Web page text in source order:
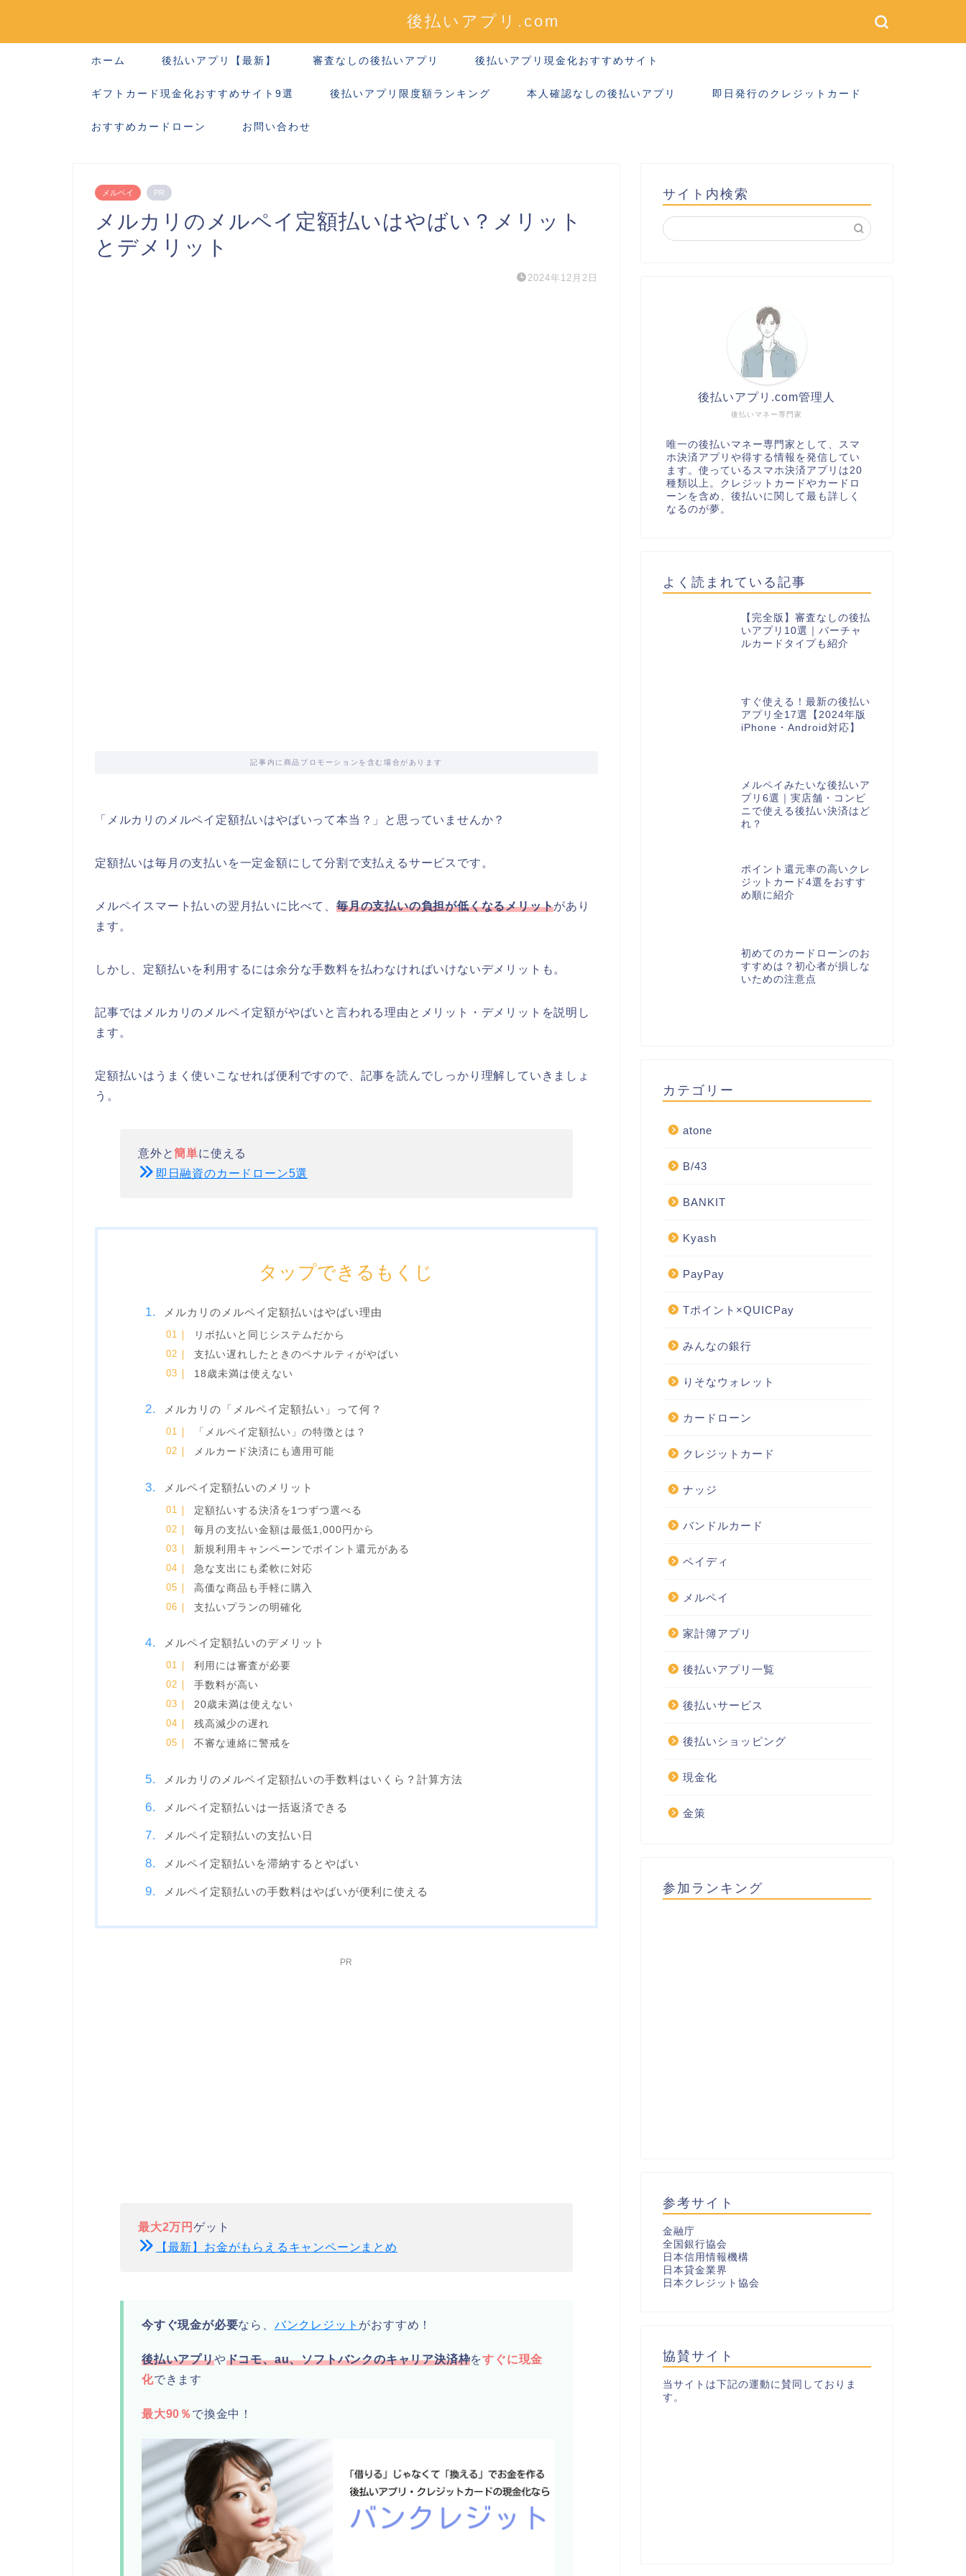
後払いアプリ.com
ホーム 後払いアプリ【最新】 審査なしの後払いアプリ 後払いアプリ現金化おすすめサイト
ギフトカード現金化おすすめサイト9選 後払いアプリ限度額ランキング 本人確認なしの後払いアプリ 即日発行のクレジットカード
おすすめカードローン お問い合わせ
メルペイ PR
メルカリのメルペイ定額払いはやばい？メリット
とデメリット
2024年12月2日
記事内に商品プロモーションを含む場合があります
「メルカリのメルペイ定額払いはやばいって本当？」と思っていませんか？
定額払いは毎月の支払いを一定金額にして分割で支払えるサービスです。
メルペイスマート払いの翌月払いに比べて、 毎月の支払いの負担が低くなるメリットがあり
ます。
しかし、定額払いを利用するには余分な手数料を払わなければいけないデメリットも。
記事ではメルカリのメルペイ定額がやばいと言われる理由とメリット・デメリットを説明し
ます。
定額払いはうまく使いこなせれば便利ですので、記事を読んでしっかり理解していきましょ
う。
意外と簡単に使える
即日融資のカードローン5選
タップできるもくじ
メルカリのメルペイ定額払いはやばい理由
リボ払いと同じシステムだから
支払い遅れしたときのペナルティがやばい
18歳未満は使えない
メルカリの「メルペイ定額払い」って何？
「メルペイ定額払い」の特徴とは？
メルカード決済にも適用可能
メルペイ定額払いのメリット
定額払いする決済を1つずつ選べる
毎月の支払い金額は最低1,000円から
新規利用キャンペーンでポイント還元がある
急な支出にも柔軟に対応
高価な商品も手軽に購入
支払いプランの明確化
メルペイ定額払いのデメリット
利用には審査が必要
手数料が高い
20歳未満は使えない
残高減少の遅れ
不審な連絡に警戒を
メルカリのメルペイ定額払いの手数料はいくら？計算方法
メルペイ定額払いは一括返済できる
メルペイ定額払いの支払い日
メルペイ定額払いを滞納するとやばい
メルペイ定額払いの手数料はやばいが便利に使える
PR
最大2万円 ゲット
【最新】お金がもらえるキャンペーンまとめ
今すぐ現金が必要なら、 バンクレジット がおすすめ！
後払いアプリやドコモ、au、ソフトバンクのキャリア決済枠をすぐに現金
化できます
最大90％ で換金中！
サイト内検索
後払いマネー専門家
後払いアプリ.com管理人
唯一の後払いマネー専門家として、スマ
ホ決済アプリや得する情報を発信してい
ます。使っているスマホ決済アプリは20
種類以上。クレジットカードやカードロ
ーンを含め、後払いに関して最も詳しく
なるのが夢。
よく読まれている記事
【完全版】審査なしの後払
いアプリ10選｜バーチャ
ルカードタイプも紹介
すぐ使える！最新の後払い
アプリ全17選【2024年版
iPhone・Android対応】
メルペイみたいな後払いア
プリ6選｜実店舗・コンビ
ニで使える後払い決済はど
れ？
ポイント還元率の高いクレ
ジットカード4選をおすす
め順に紹介
初めてのカードローンのお
すすめは？初心者が損しな
いための注意点
カテゴリー
atone
B/43
BANKIT
Kyash
PayPay
Tポイント×QUICPay
みんなの銀行
りそなウォレット
カードローン
クレジットカード
ナッジ
バンドルカード
ペイディ
メルペイ
家計簿アプリ
後払いアプリ一覧
後払いサービス
後払いショッピング
現金化
金策
参加ランキング
参考サイト
金融庁
全国銀行協会
日本信用情報機構
日本貸金業界
日本クレジット協会
協賛サイト
当サイトは下記の運動に賛同しておりま
す。